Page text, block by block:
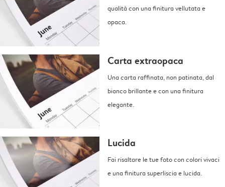
qualità con una finitura vellutata e
opaca.
Carta extraopaca
Una carta raffinata, non patinata, dal
bianco brillante e con una finitura
elegante.
Lucida
Fai risaltare le tue foto con colori vivaci
e una finitura superliscia e lucida.